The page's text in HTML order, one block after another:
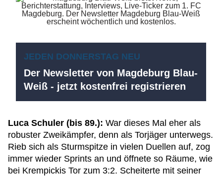
JEDEN DONNERSTAG NEU
Der Newsletter von Magdeburg Blau-
Weiß - jetzt kostenfrei registrieren
Luca Schuler (bis 89.): War dieses Mal eher als
robuster Zweikämpfer, denn als Torjäger unterwegs.
Rieb sich als Sturmspitze in vielen Duellen auf, zog
immer wieder Sprints an und öffnete so Räume, wie
bei Krempickis Tor zum 3:2. Scheiterte mit seiner